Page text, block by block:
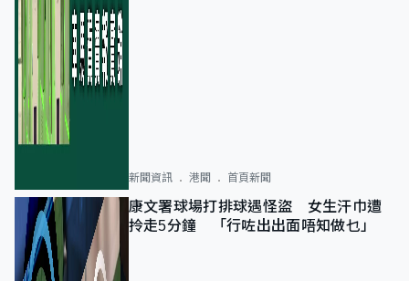
新聞資訊 港聞 首頁新聞
康文署球場打排球遇怪盜 女生汗巾遭
拎走5分鐘 「行咗出出面唔知做乜」